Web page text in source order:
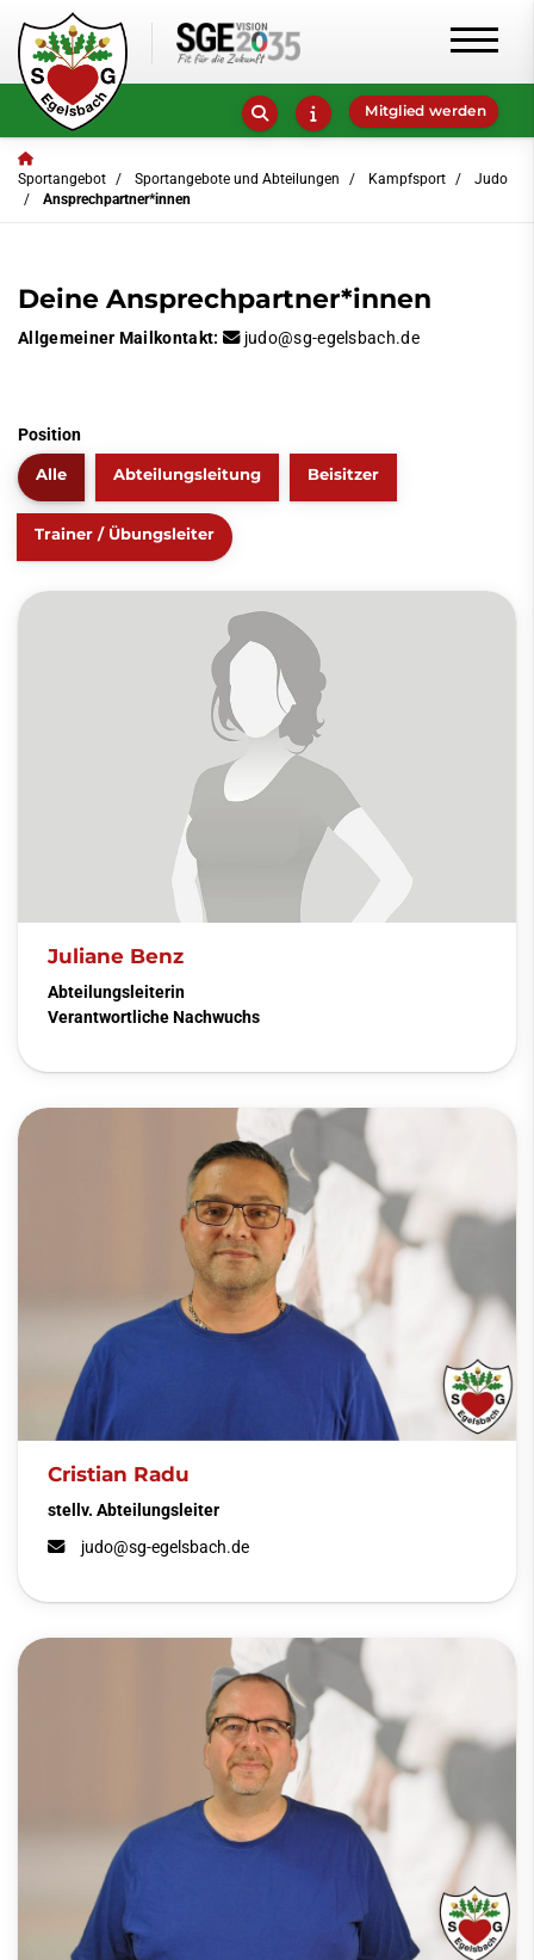
Mitglied werden
Sportangebot Sportangebote und Abteilungen Kampfsport
Judo
Ansprechpartner*innen
Deine Ansprechpartner*innen
Allgemeiner Mailkontakt: judo@sg-egelsbach.de
Position
Alle Abteilungsleitung Beisitzer
Trainer / Übungsleiter
Juliane Benz
Abteilungsleiterin
Verantwortliche Nachwuchs
Cristian Radu
stellv. Abteilungsleiter
judo@sg-egelsbach.de